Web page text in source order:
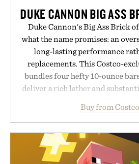
DUKE CANNON BIG ASS
Duke Cannon's Big Ass Brick
what the name promises: an
long-lasting performance
replacements. This Costco-
bundles four hefty 10-ounce
deliver a rich lather and
and the brand's unmistakably
approach to grooming, it's a
keeps the shower stocked for
offering exceptional value in a
package.
Buy from Costco